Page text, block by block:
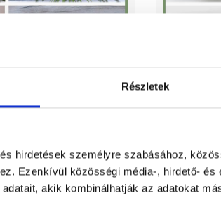
Részletek
hirdetések személyre szabásához,
Ezenkívül közösségi média-, hirdető-
akik kombinálhatják az adatokat